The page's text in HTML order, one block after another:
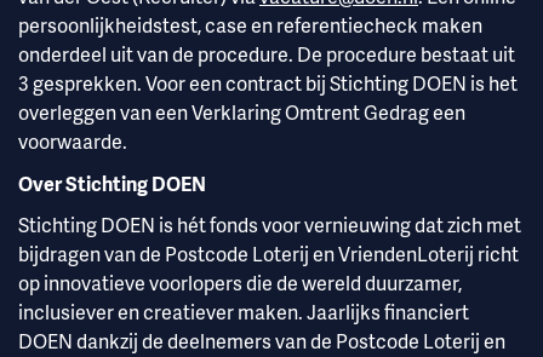
persoonlijkheidstest, case en referentiecheck maken
onderdeel uit van de procedure. De procedure bestaat uit
3 gesprekken. Voor een contract bij Stichting DOEN is het
overleggen van een Verklaring Omtrent Gedrag een
voorwaarde.
Over Stichting DOEN
Stichting DOEN is hét fonds voor vernieuwing dat zich met
bijdragen van de Postcode Loterij en VriendenLoterij richt
op innovatieve voorlopers die de wereld duurzamer,
inclusiever en creatiever maken. Jaarlijks financiert
DOEN dankzij de deelnemers van de Postcode Loterij en